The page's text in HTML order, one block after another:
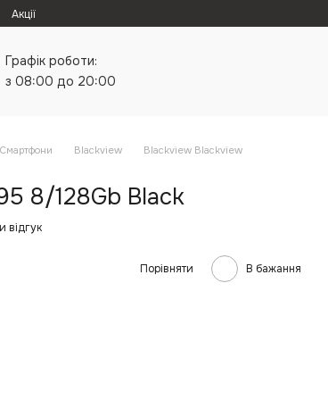
Акції
Графік роботи:
з 08:00 до 20:00
Смартфони Blackview
Blackview Blackview
8/128Gb Black
відгук
Порівняти В бажання